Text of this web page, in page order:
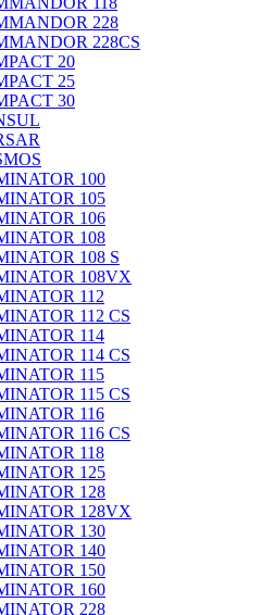
228
228CS
20
25
30
100
105
106
108
108 S
108VX
112
112 CS
114
114 CS
115
115 CS
116
116 CS
118
125
128
128VX
130
140
150
160
228